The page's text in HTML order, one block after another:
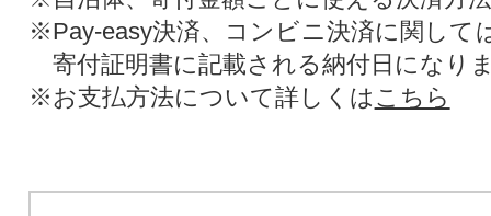
※Pay-easy決済、コンビニ決済に関して
寄付証明書に記載される納付日になり
※お支払方法について詳しくは こちら